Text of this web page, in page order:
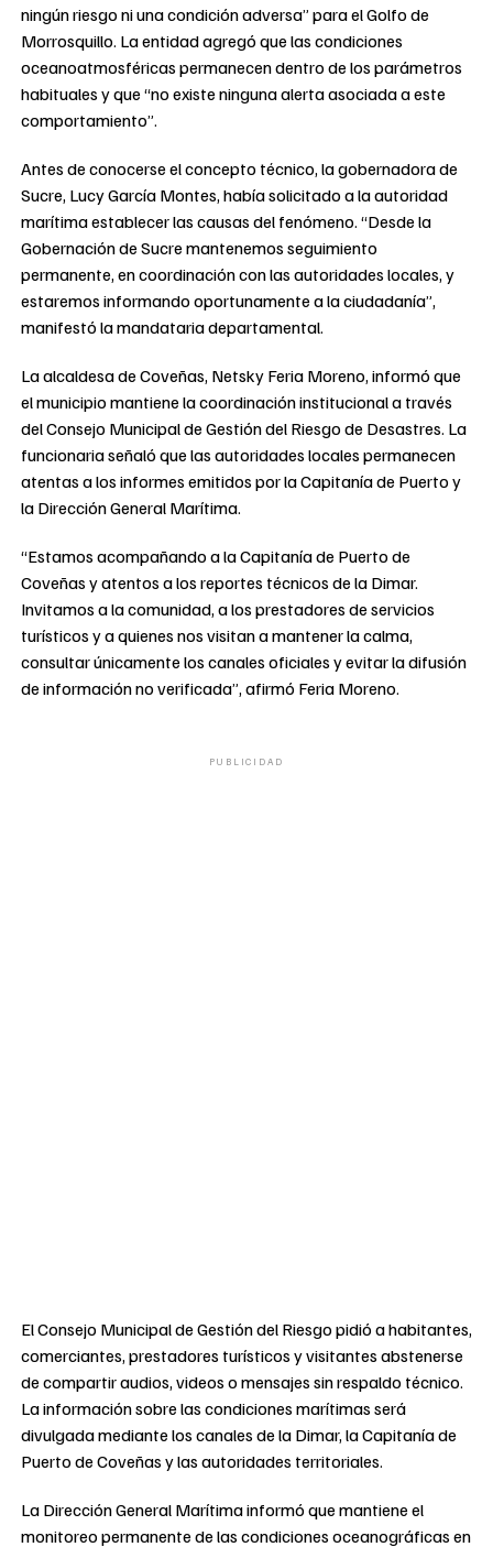
ningún riesgo ni una condición adversa” para el Golfo de
Morrosquillo. La entidad agregó que las condiciones
oceanoatmosféricas permanecen dentro de los parámetros
habituales y que “no existe ninguna alerta asociada a este
comportamiento”.
Antes de conocerse el concepto técnico, la gobernadora de
Sucre, Lucy García Montes, había solicitado a la autoridad
marítima establecer las causas del fenómeno. “Desde la
Gobernación de Sucre mantenemos seguimiento
permanente, en coordinación con las autoridades locales, y
estaremos informando oportunamente a la ciudadanía”,
manifestó la mandataria departamental.
La alcaldesa de Coveñas, Netsky Feria Moreno, informó que
el municipio mantiene la coordinación institucional a través
del Consejo Municipal de Gestión del Riesgo de Desastres. La
funcionaria señaló que las autoridades locales permanecen
atentas a los informes emitidos por la Capitanía de Puerto y
la Dirección General Marítima.
“Estamos acompañando a la Capitanía de Puerto de
Coveñas y atentos a los reportes técnicos de la Dimar.
Invitamos a la comunidad, a los prestadores de servicios
turísticos y a quienes nos visitan a mantener la calma,
consultar únicamente los canales oficiales y evitar la difusión
de información no verificada”, afirmó Feria Moreno.
PUBLICIDAD
El Consejo Municipal de Gestión del Riesgo pidió a habitantes,
comerciantes, prestadores turísticos y visitantes abstenerse
de compartir audios, videos o mensajes sin respaldo técnico.
La información sobre las condiciones marítimas será
divulgada mediante los canales de la Dimar, la Capitanía de
Puerto de Coveñas y las autoridades territoriales.
La Dirección General Marítima informó que mantiene el
monitoreo permanente de las condiciones oceanográficas en